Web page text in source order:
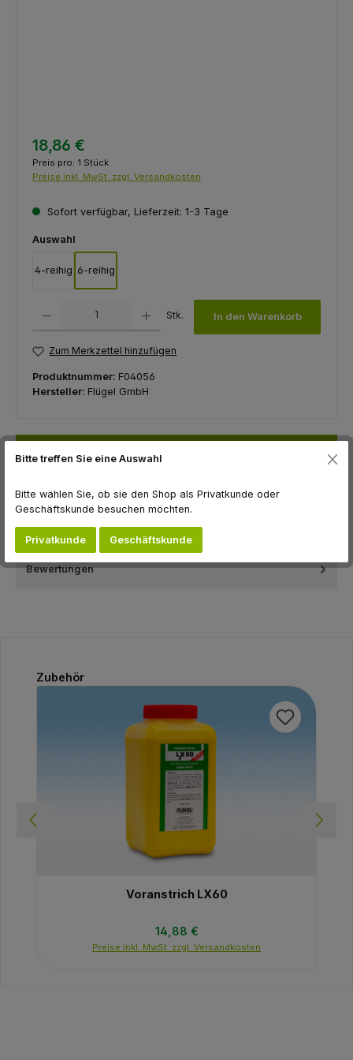
18,86 €
Preis pro: 1 Stück
Preise inkl. MwSt. zzgl. Versandkosten
Sofort verfügbar, Lieferzeit: 1-3 Tage
Auswahl
4-reihig 6-reihig
Stk. In den Warenkorb
Zum Merkzettel hinzufügen
Produktnummer: F04056
Hersteller: Flügel GmbH
ArboFlex o…Mehr
Hersteller
Bewertungen
Produktgalerie überspringen
Zubehör
Voranstrich LX60
Regulärer Preis:
14,88 €
Preise inkl. MwSt. zzgl. Versandkosten
Bitte treffen Sie eine Auswahl
Bitte wählen Sie, ob sie den Shop als Privatkunde oder
Geschäftskunde besuchen möchten.
Privatkunde Geschäftskunde